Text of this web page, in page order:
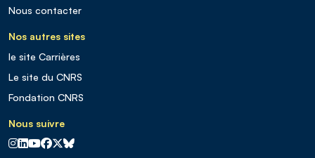
Nous contacter
Nos autres sites
le site Carrières
Le site du CNRS
Fondation CNRS
Nous suivre
CNRS sur Instagram
CNRS sur Linkedin
CNRS sur Youtube
CNRS sur Facebook
CNRS sur X
CNRS sur Blus sky